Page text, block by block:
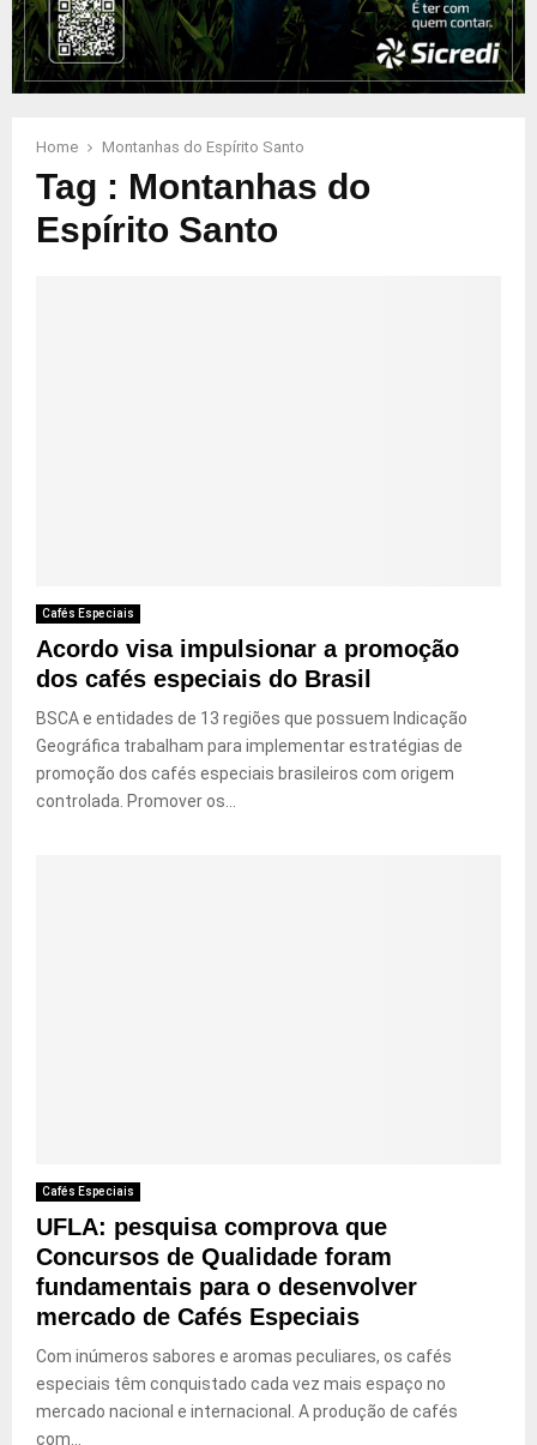
Home Montanhas do Espírito Santo
Tag : Montanhas do
Espírito Santo
Cafés Especiais
Acordo visa impulsionar a promoção
dos cafés especiais do Brasil
BSCA e entidades de 13 regiões que possuem Indicação
Geográfica trabalham para implementar estratégias de
promoção dos cafés especiais brasileiros com origem
controlada. Promover os...
Cafés Especiais
UFLA: pesquisa comprova que
Concursos de Qualidade foram
fundamentais para o desenvolver
mercado de Cafés Especiais
Com inúmeros sabores e aromas peculiares, os cafés
especiais têm conquistado cada vez mais espaço no
mercado nacional e internacional. A produção de cafés
com...